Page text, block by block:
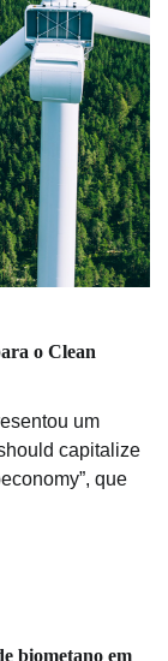
o Clean
um
capitalize
que
biometano em